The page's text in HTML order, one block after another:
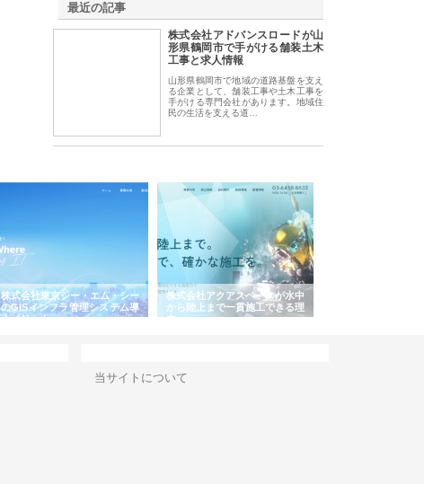
最近の記事
株式会社アドバンスロードが山
形県鶴岡市で手がける舗装土木
工事と求人情報
山形県鶴岡市で地域の道路基盤を支え
る企業として、舗装工事や土木工事を
手がける専門会社があります。地域住
民の生活を支える道…
株式会社東京シー・エム・シー
のGISインフラ管理システム導
入メリット
株式会社アクアスペースが水中
から陸上まで一貫施工できる理
由
当サイトについて